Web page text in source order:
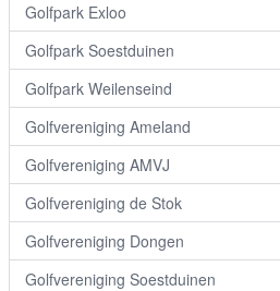
Golfpark Exloo
Golfpark Soestduinen
Golfpark Weilenseind
Golfvereniging Ameland
Golfvereniging AMVJ
Golfvereniging de Stok
Golfvereniging Dongen
Golfvereniging Soestduinen